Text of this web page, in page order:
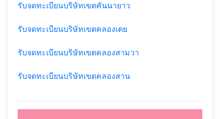
รับจดทะเบียนบริษัทเขตคันนายาว
รับจดทะเบียนบริษัทเขตคลองเตย
รับจดทะเบียนบริษัทเขตคลองสามวา
รับจดทะเบียนบริษัทเขตคลองสาน